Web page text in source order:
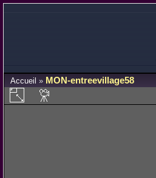
Accueil » MON-entreevillage58